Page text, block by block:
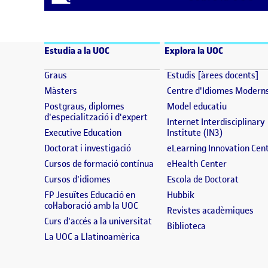
Estudia a la UOC
Graus (s'obre en una finestra nova)
Màsters (s'obre en una finestra nova)
Postgraus, diplomes
d'especialització i d'expert(s'obre en una finestra nova)
Executive Education(s'obre en una finestra nova)
Doctorat i investigació(s'obre en una finestra nova)
Cursos de formació contínua (s'obre en una finestra nova)
Cursos d'idiomes (s'obre en una finestra nova)
FP Jesuïtes Educació en
col·laboració amb la UOC(s'obre en una finestra nova)
Curs d'accés a la universitat(s'obre en una finestra nova)
La UOC a Llatinoamèrica
Explora la UOC
Estudis [àrees docents]
Centre d'Idiomes
Model educatiu(s'obre en
Internet Interdisciplinary
Institute (IN3)(s'obre en
eLearning Innovation
eHealth Center(s'obre en
Escola de Doctorat(s'obre
Hubbik(s'obre en una
Revistes acadèmiques
Biblioteca(s'obre en una